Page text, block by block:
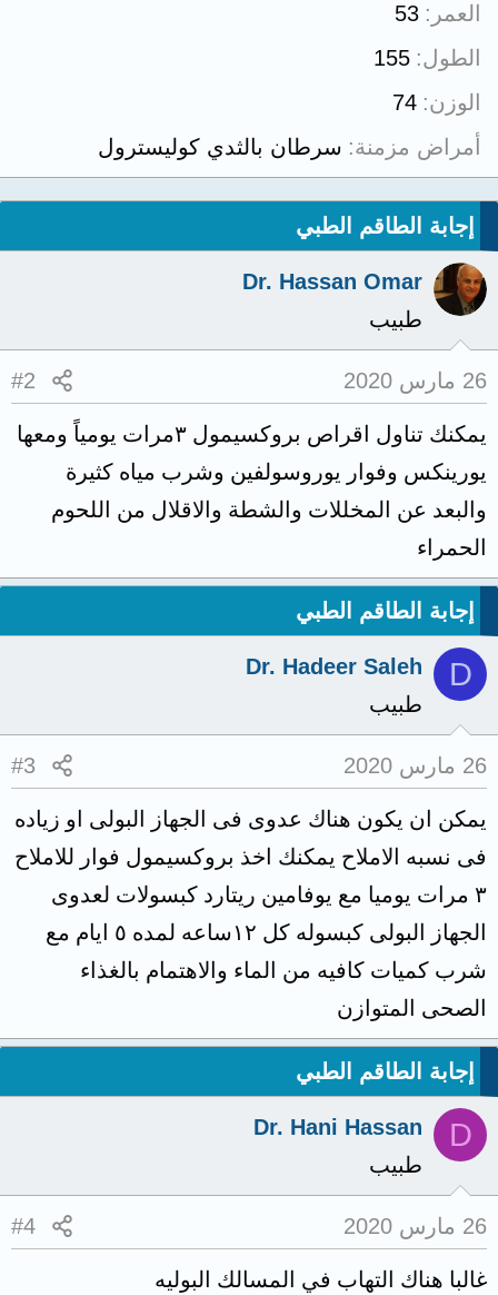
العمر
53
الطول 155
الوزن 74
أمراض مزمنة سرطان بالثدي كوليسترول
إجابة الطاقم الطبي
Dr. Hassan Omar
طبيب
26 مارس 2020 #2
يمكنك تناول اقراص بروكسيمول ٣مرات يومياً ومعها
يورينكس وفوار يوروسولفين وشرب مياه كثيرة
والبعد عن المخللات والشطة والاقلال من اللحوم
الحمراء
إجابة الطاقم الطبي
D
Dr. Hadeer Saleh
طبيب
26 مارس 2020 #3
يمكن ان يكون هناك عدوى فى الجهاز البولى او زياده
فى نسبه الاملاح يمكنك اخذ بروكسيمول فوار للاملاح
٣ مرات يوميا مع يوفامين ريتارد كبسولات لعدوى
الجهاز البولى كبسوله كل ١٢ساعه لمده ٥ ايام مع
شرب كميات كافيه من الماء والاهتمام بالغذاء
الصحى المتوازن
إجابة الطاقم الطبي
D
Dr. Hani Hassan
طبيب
26 مارس 2020 #4
غالبا هناك التهاب في المسالك البوليه